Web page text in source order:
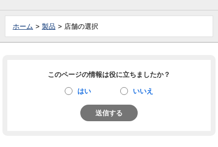
ホーム 製品 店舗の選択
このページの情報は役に立ちましたか？
はい いいえ
送信する